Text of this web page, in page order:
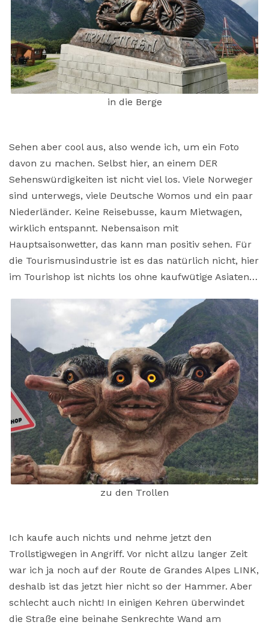
in die Berge
Sehen aber cool aus, also wende ich, um ein Foto
davon zu machen. Selbst hier, an einem DER
Sehenswürdigkeiten ist nicht viel los. Viele Norweger
sind unterwegs, viele Deutsche Womos und ein paar
Niederländer. Keine Reisebusse, kaum Mietwagen,
wirklich entspannt. Nebensaison mit
Hauptsaisonwetter, das kann man positiv sehen. Für
die Tourismusindustrie ist es das natürlich nicht, hier
im Tourishop ist nichts los ohne kaufwütige Asiaten…
zu den Trollen
Ich kaufe auch nichts und nehme jetzt den
Trollstigwegen in Angriff. Vor nicht allzu langer Zeit
war ich ja noch auf der Route de Grandes Alpes LINK,
deshalb ist das jetzt hier nicht so der Hammer. Aber
schlecht auch nicht! In einigen Kehren überwindet
die Straße eine beinahe Senkrechte Wand am